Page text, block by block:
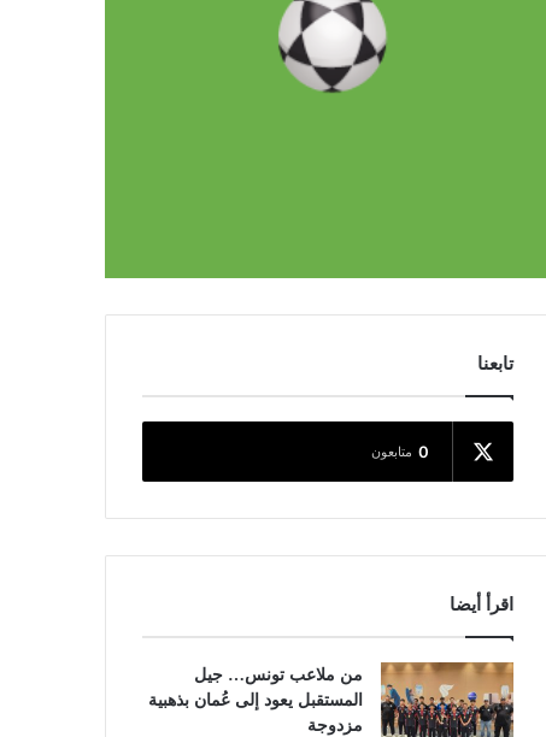
تابعنا
0 متابعون
اقرأ أيضا
من ملاعب تونس… جيل
المستقبل يعود إلى عُمان بذهبية
مزدوجة